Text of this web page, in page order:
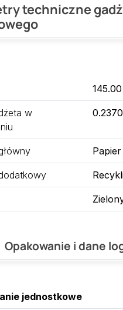
techniczne
w
0.2370
Opakowanie i dane
jednostkowe